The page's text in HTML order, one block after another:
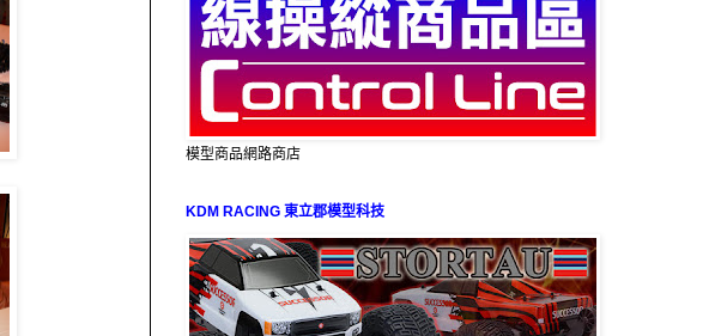
模型商品網路商店
KDM RACING 東立郡模型科技